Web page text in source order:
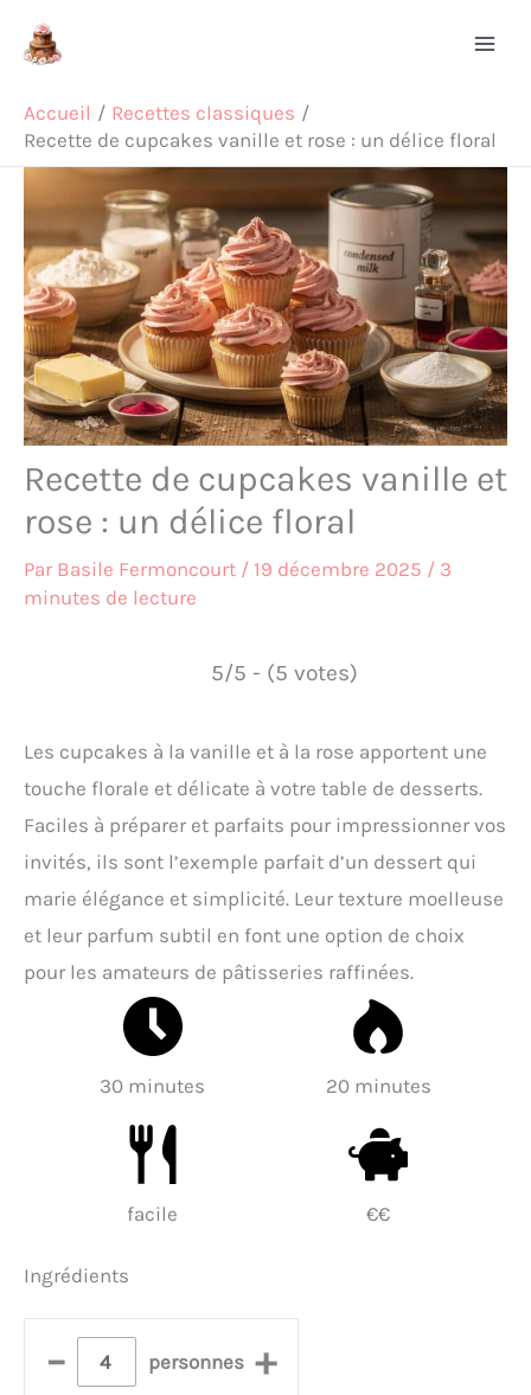
Accueil
Recettes classiques
Recette de cupcakes vanille et rose : un délice floral
Recette de cupcakes vanille et
rose : un délice floral
Par Basile Fermoncourt / 19 décembre 2025 / 3
minutes de lecture
5/5 - (5 votes)
Les cupcakes à la vanille et à la rose apportent une
touche florale et délicate à votre table de desserts.
Faciles à préparer et parfaits pour impressionner vos
invités, ils sont l’exemple parfait d’un dessert qui
marie élégance et simplicité. Leur texture moelleuse
et leur parfum subtil en font une option de choix
pour les amateurs de pâtisseries raffinées.
30 minutes 20 minutes
facile €€
Ingrédients
– personnes +
Rechercher